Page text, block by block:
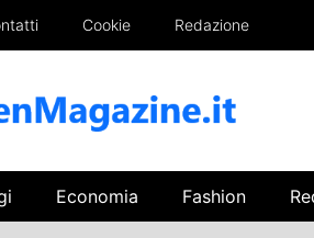
Cookie Redazione
Economia Fashion